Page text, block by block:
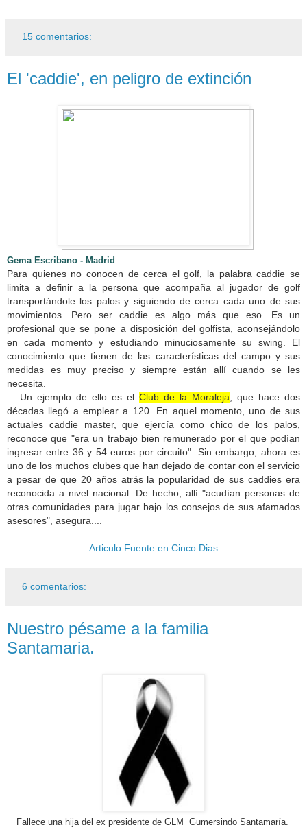
15 comentarios:
El 'caddie', en peligro de extinción
Gema Escribano - Madrid
Para quienes no conocen de cerca el golf, la palabra caddie se
limita a definir a la persona que acompaña al jugador de golf
transportándole los palos y siguiendo de cerca cada uno de sus
movimientos. Pero ser caddie es algo más que eso. Es un
profesional que se pone a disposición del golfista, aconsejándolo
en cada momento y estudiando minuciosamente su swing. El
conocimiento que tienen de las características del campo y sus
medidas es muy preciso y siempre están allí cuando se les
necesita.
... Un ejemplo de ello es el Club de la Moraleja , que hace dos
décadas llegó a emplear a 120. En aquel momento, uno de sus
actuales caddie master, que ejercía como chico de los palos,
reconoce que "era un trabajo bien remunerado por el que podían
ingresar entre 36 y 54 euros por circuito". Sin embargo, ahora es
uno de los muchos clubes que han dejado de contar con el servicio
a pesar de que 20 años atrás la popularidad de sus caddies era
reconocida a nivel nacional. De hecho, allí "acudían personas de
otras comunidades para jugar bajo los consejos de sus afamados
asesores", asegura....
Articulo Fuente en Cinco Dias
6 comentarios:
Nuestro pésame a la familia
Santamaria.
Falleceuna hija del ex presidente de GLM Gumersindo Santamaría.